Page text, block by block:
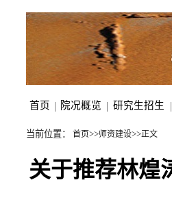
首页 | 院况概览 | 研究生招生 |
当前位置： 首页>>师资建设>>正文
关于推荐林煌